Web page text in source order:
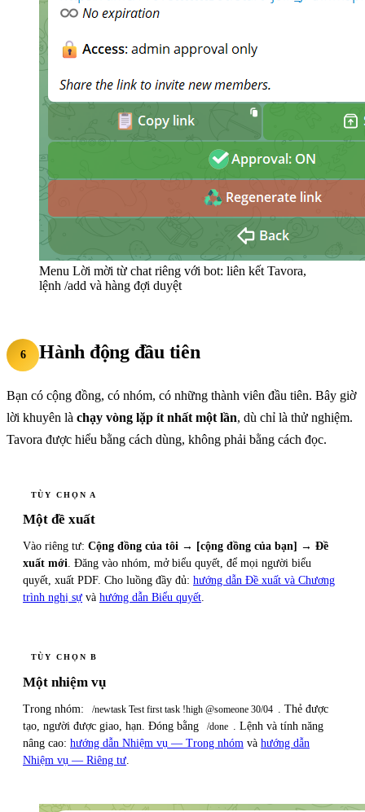
Menu Lời mời từ chat riêng với bot: liên kết Tavora,
lệnh /add và hàng đợi duyệt
6 Hành động đầu tiên
Bạn có cộng đồng, có nhóm, có những thành viên đầu tiên. Bây giờ
lời khuyên là chạy vòng lặp ít nhất một lần, dù chỉ là thử nghiệm.
Tavora được hiểu bằng cách dùng, không phải bằng cách đọc.
TÙY CHỌN A
Một đề xuất
Vào riêng tư: Cộng đồng của tôi → [cộng đồng của bạn] → Đề
xuất mới. Đăng vào nhóm, mở biểu quyết, để mọi người biểu
quyết, xuất PDF. Cho luồng đầy đủ: hướng dẫn Đề xuất và Chương
trình nghị sự và hướng dẫn Biểu quyết.
TÙY CHỌN B
Một nhiệm vụ
Trong nhóm: /newtask Test first task !high @someone 30/04
. Thẻ được
tạo, người được giao, hạn. Đóng bằng
/done
. Lệnh và tính năng
nâng cao: hướng dẫn Nhiệm vụ — Trong nhóm và hướng dẫn
Nhiệm vụ — Riêng tư